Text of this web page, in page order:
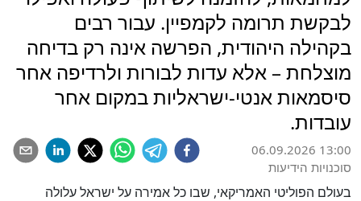
לבקשת תרומה לקמפיין. עבור רבים
בקהילה היהודית, הפרשה אינה רק בדיחה
מוצלחת – אלא עדות לבורות ולרדיפה אחר
סיסמאות אנטי-ישראליות במקום אחר
עובדות.
06.09.2026 13:00
סוכנויות הידיעות
בעולם הפוליטי האמריקאי, שבו כל אמירה על ישראל עלולה